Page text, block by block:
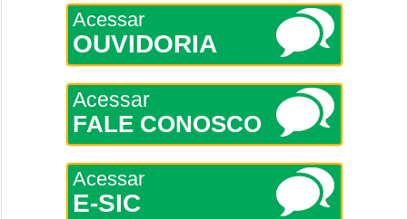
Acessar
OUVIDORIA
Acessar
FALE CONOSCO
Acessar
E-SIC